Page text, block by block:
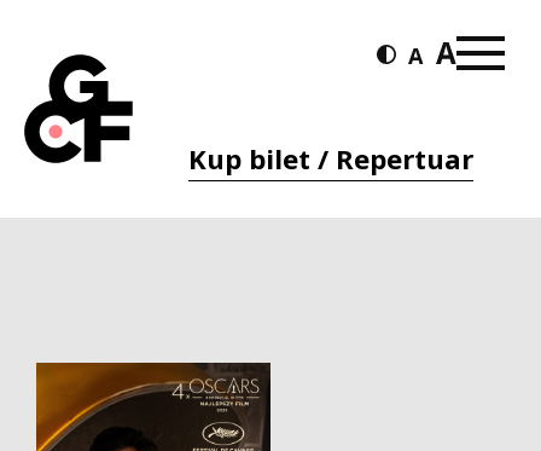
Kup bilet / Repertuar